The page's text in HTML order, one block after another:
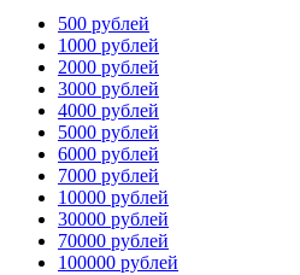
500 рублей
1000 рублей
2000 рублей
3000 рублей
4000 рублей
5000 рублей
6000 рублей
7000 рублей
10000 рублей
30000 рублей
70000 рублей
100000 рублей